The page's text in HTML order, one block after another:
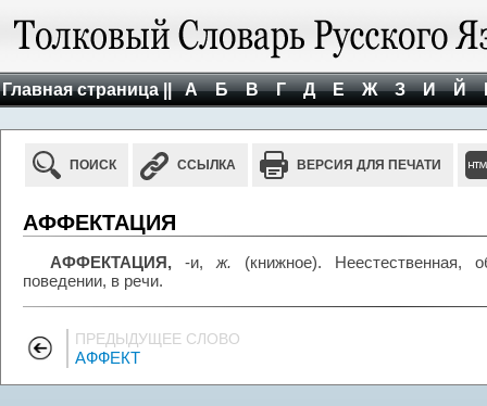
Главная страница || А Б В Г Д Е Ж З И Й
ПОИСК ССЫЛКА ВЕРСИЯ ДЛЯ ПЕЧАТИ
АФФЕКТАЦИЯ
АФФЕКТАЦИЯ, -и, ж. (книжное). Неестественная,
поведении, в речи.
ПРЕДЫДУЩЕЕ СЛОВО
АФФЕКТ